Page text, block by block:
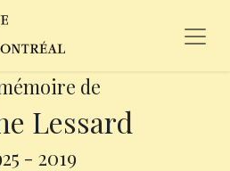
de
Lessard
- 2019